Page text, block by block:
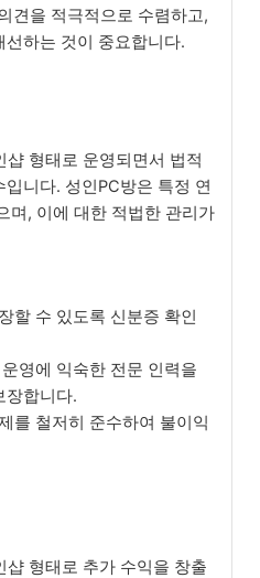
견을 적극적으로 수렴하고,
하는 것이 중요합니다.
형태로 운영되면서 법적
니다. 성인PC방은 특정 연
며, 이에 대한 적법한 관리가
할 수 있도록 신분증 확인
영에 익숙한 전문 인력을
장합니다.
를 철저히 준수하여 불이익
샵 형태로 추가 수익을 창출